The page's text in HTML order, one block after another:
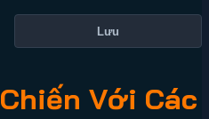
Lưu
Với Các